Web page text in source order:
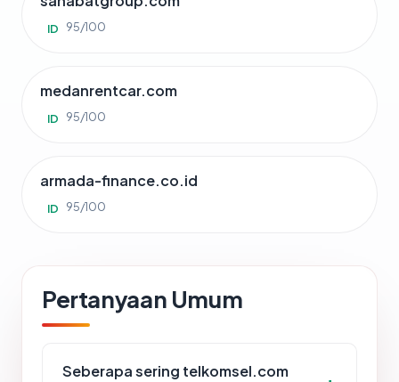
ID 95/100
medanrentcar.com
ID 95/100
armada-finance.co.id
ID 95/100
Pertanyaan Umum
Seberapa sering telkomsel.com